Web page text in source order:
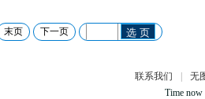
末页 下一页 选 页
联系我们
无
Time now